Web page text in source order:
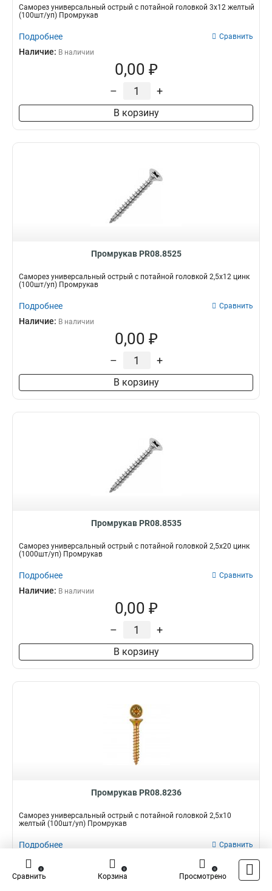
Саморез универсальный острый с потайной головкой 3х12 желтый
(100шт/уп) Промрукав
Подробнее Сравнить
Наличие: В наличии
0,00 ₽
– +
В корзину
Промрукав PR08.8525
Саморез универсальный острый с потайной головкой 2,5x12 цинк
(100шт/уп) Промрукав
Подробнее Сравнить
Наличие: В наличии
0,00 ₽
– +
В корзину
Промрукав PR08.8535
Саморез универсальный острый с потайной головкой 2,5x20 цинк
(1000шт/уп) Промрукав
Подробнее Сравнить
Наличие: В наличии
0,00 ₽
– +
В корзину
Промрукав PR08.8236
Саморез универсальный острый с потайной головкой 2,5х10
желтый (100шт/уп) Промрукав
Подробнее Сравнить
Наличие:
0,00 ₽
Сравнить
0
Корзина
0
Просмотрено
0